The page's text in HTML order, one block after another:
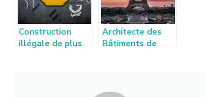
Construction
illégale de plus
Architecte des
Bâtiments de
essentielles